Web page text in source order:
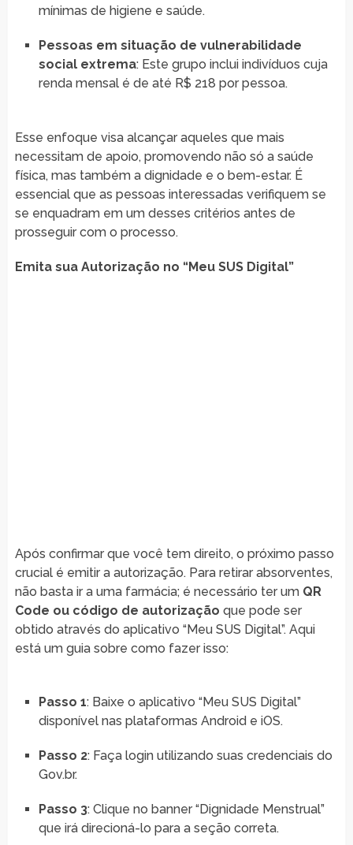
mínimas de higiene e saúde.
Pessoas em situação de vulnerabilidade
social extrema: Este grupo inclui indivíduos cuja
renda mensal é de até R$ 218 por pessoa.
Esse enfoque visa alcançar aqueles que mais
necessitam de apoio, promovendo não só a saúde
física, mas também a dignidade e o bem-estar. É
essencial que as pessoas interessadas verifiquem se
se enquadram em um desses critérios antes de
prosseguir com o processo.
Emita sua Autorização no “Meu SUS Digital”
Após confirmar que você tem direito, o próximo passo
crucial é emitir a autorização. Para retirar absorventes,
não basta ir a uma farmácia; é necessário ter um QR
Code ou código de autorização que pode ser
obtido através do aplicativo “Meu SUS Digital”. Aqui
está um guia sobre como fazer isso:
Passo 1: Baixe o aplicativo “Meu SUS Digital”
disponível nas plataformas Android e iOS.
Passo 2: Faça login utilizando suas credenciais do
Gov.br.
Passo 3: Clique no banner “Dignidade Menstrual”
que irá direcioná-lo para a seção correta.